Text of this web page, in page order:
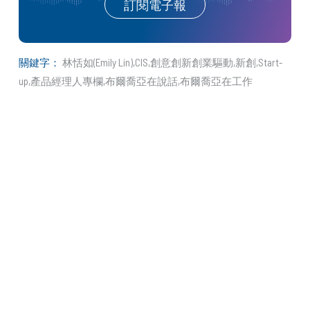
訂閱電子報
關鍵字： 林恬如(Emily Lin)CIS 創意創新創業驅動 新創 Start-
up 產品經理人專欄布爾喬亞在說話布爾喬亞在工作